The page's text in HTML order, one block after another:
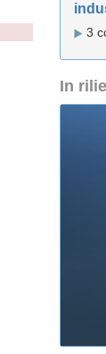
3
In